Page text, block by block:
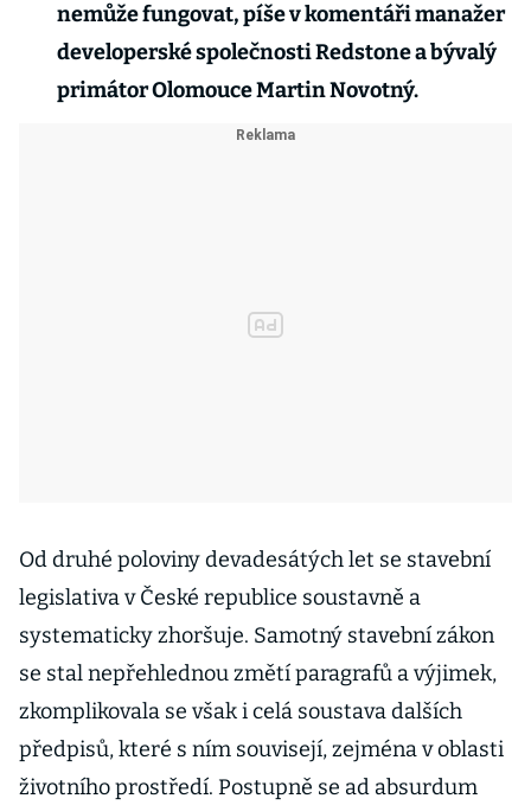
nemůže fungovat, píše v komentáři manažer
developerské společnosti Redstone a bývalý
primátor Olomouce Martin Novotný.
Od druhé poloviny devadesátých let se stavební
legislativa v České republice soustavně a
systematicky zhoršuje. Samotný stavební zákon
se stal nepřehlednou změtí paragrafů a výjimek,
zkomplikovala se však i celá soustava dalších
předpisů, které s ním souvisejí, zejména v oblasti
životního prostředí. Postupně se ad absurdum